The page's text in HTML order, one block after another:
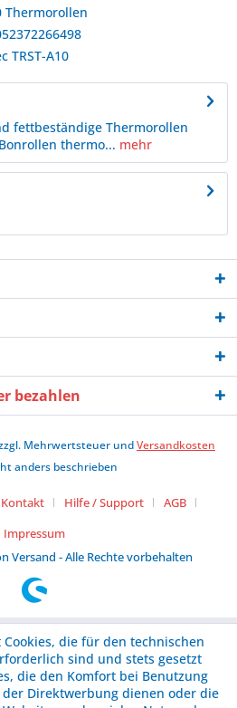
Thermorollen
TRST-A10
fettbeständige Thermorollen
thermo... mehr
bezahlen
Mehrwertsteuer undVersandkosten
anders beschrieben
Kontakt Hilfe / Support
AGB
Impressum
Versand - Alle Rechte vorbehalten
die für den technischen
sind und stets gesetzt
die den Komfort bei Benutzung
Direktwerbung dienen oder die